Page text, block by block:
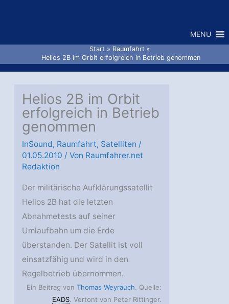
MENU
Start
Raumfahrt
Helios 2B im Orbit erfolgreich in Betrieb genommen
Helios 2B im Orbit
erfolgreich in Betrieb
genommen
InSound, Raumfahrt, Satelliten /
01.05.2010 / Von Raumfahrer.net
Redaktion
Der militärische Aufklärungssatellit
Helios 2B hat die letzten
Abnahmetests auf seiner
Umlaufbahn um die Erde
überstanden. Der Satellit ist voll
einsatzfähig und wird in den
Regelbetrieb übernommen.
Ein Beitrag vonThomas Weyrauch. Quelle:
EADS. Vertont von Peter Rittinger.